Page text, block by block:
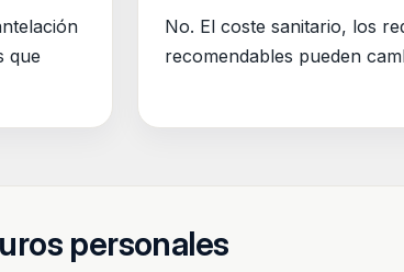
que
No. El coste sanitario, los
recomendables pueden
personales